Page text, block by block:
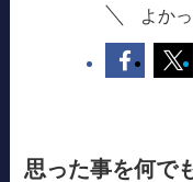
よか
思った事を何で